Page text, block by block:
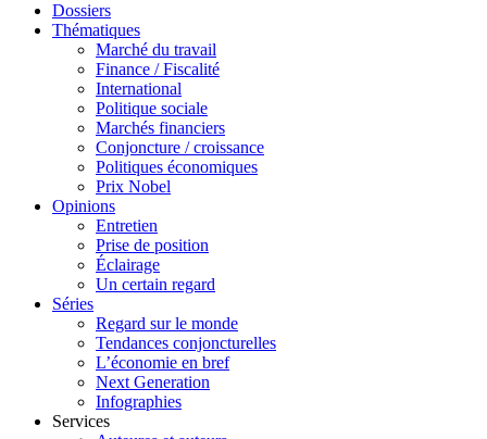
Dossiers
Thématiques
Marché du travail
Finance / Fiscalité
International
Politique sociale
Marchés financiers
Conjoncture / croissance
Politiques économiques
Prix Nobel
Opinions
Entretien
Prise de position
Éclairage
Un certain regard
Séries
Regard sur le monde
Tendances conjoncturelles
L’économie en bref
Next Generation
Infographies
Services